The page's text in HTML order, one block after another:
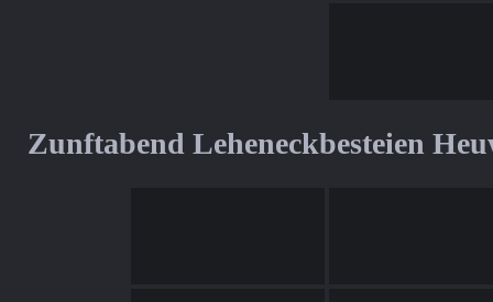
Zunftabend Leheneckbesteien